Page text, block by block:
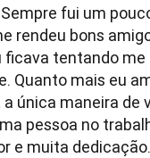
fui um
rendeu bons
tentando
Quanto mais eu
única maneira de
pessoa no
e muita dedicação.